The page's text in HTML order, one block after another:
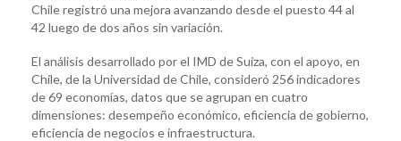
Chile registró una mejora avanzando desde el puesto 44 al
42 luego de dos años sin variación.
El análisis desarrollado por el IMD de Suiza, con el apoyo, en
Chile, de la Universidad de Chile, consideró 256 indicadores
de 69 economías, datos que se agrupan en cuatro
dimensiones: desempeño económico, eficiencia de gobierno,
eficiencia de negocios e infraestructura.